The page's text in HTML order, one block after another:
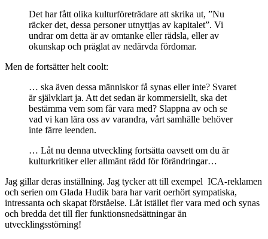
Det har fått olika kulturföreträdare att skrika ut, ”Nu
räcker det, dessa personer utnyttjas av kapitalet”. Vi
undrar om detta är av omtanke eller rädsla, eller av
okunskap och präglat av nedärvda fördomar.
Men de fortsätter helt coolt:
… ska även dessa människor få synas eller inte? Svaret
är självklart ja. Att det sedan är kommersiellt, ska det
bestämma vem som får vara med? Slappna av och se
vad vi kan lära oss av varandra, vårt samhälle behöver
inte färre leenden.
… Låt nu denna utveckling fortsätta oavsett om du är
kulturkritiker eller allmänt rädd för förändringar…
Jag gillar deras inställning. Jag tycker att till exempel ICA-reklamen
och serien om Glada Hudik bara har varit oerhört sympatiska,
intressanta och skapat förståelse. Låt istället fler vara med och synas
och bredda det till fler funktionsnedsättningar än
utvecklingsstörning!